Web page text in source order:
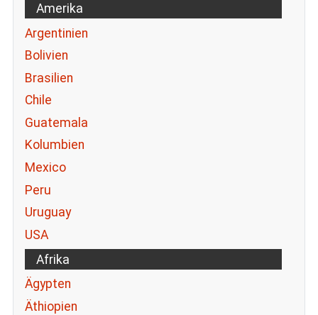
Amerika
Argentinien
Bolivien
Brasilien
Chile
Guatemala
Kolumbien
Mexico
Peru
Uruguay
USA
Afrika
Ägypten
Äthiopien